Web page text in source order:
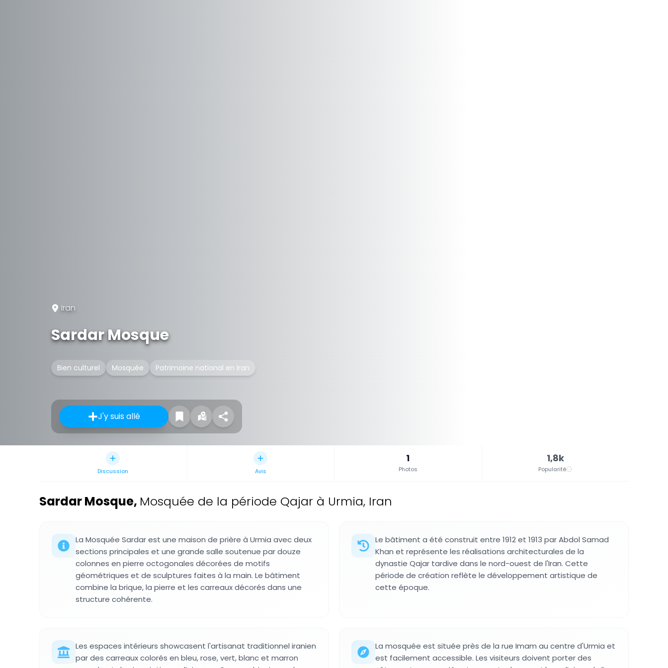
Iran
Sardar Mosque
Bien culturel Mosquée Patrimoine national en Iran
J'y suis allé
Discussion Avis
1
Photos
1,8k
Popularité
Sardar Mosque, Mosquée de la période Qajar à Urmia, Iran
La Mosquée Sardar est une maison de prière à Urmia avec deux
sections principales et une grande salle soutenue par douze
colonnes en pierre octogonales décorées de motifs
géométriques et de sculptures faites à la main. Le bâtiment
combine la brique, la pierre et les carreaux décorés dans une
structure cohérente.
Le bâtiment a été construit entre 1912 et 1913 par Abdol Samad
Khan et représente les réalisations architecturales de la
dynastie Qajar tardive dans le nord-ouest de l'Iran. Cette
période de création reflète le développement artistique de
cette époque.
Les espaces intérieurs showcasent l'artisanat traditionnel iranien
par des carreaux colorés en bleu, rose, vert, blanc et marron
La mosquée est située près de la rue Imam au centre d'Urmia et
est facilement accessible. Les visiteurs doivent porter des